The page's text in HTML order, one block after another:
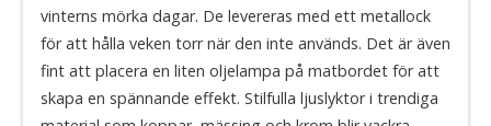
vinterns mörka dagar. De levereras med ett metallock
för att hålla veken torr när den inte används. Det är även
fint att placera en liten oljelampa på matbordet för att
skapa en spännande effekt. Stilfulla ljuslyktor i trendiga